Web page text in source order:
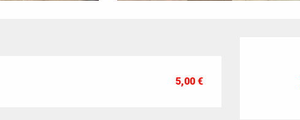
5,00 €